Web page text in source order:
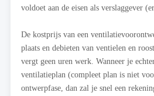
voldoet aan de eisen als verslaggever
De kostprijs van een
plaats en debieten van ventielen en
vergt geen uren werk. Wanneer je
ventilatieplan (compleet plan is niet
ontwerpfase, dan zal je snel een